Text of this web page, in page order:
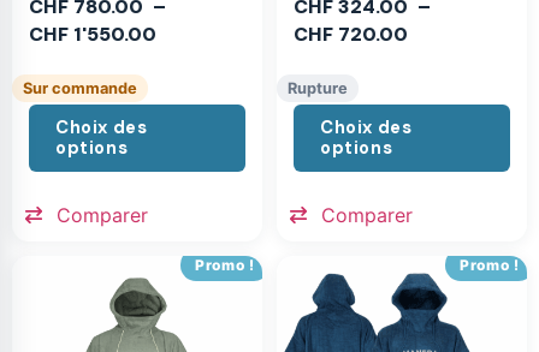
CHF 780.00 –
CHF 1'550.00
Sur commande
Choix des
options
Comparer
CHF324.00 –
CHF 720.00
Rupture
Choix des
options
Comparer
Promo ! Promo !